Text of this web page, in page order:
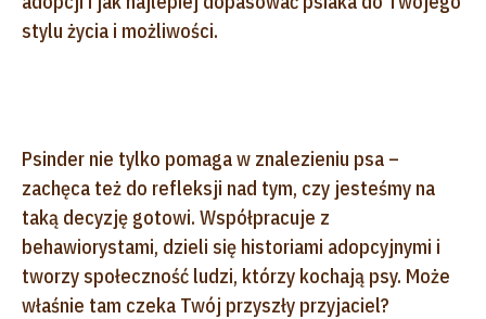
stylu życia i możliwości.
Psinder nie tylko pomaga w znalezieniu psa –
zachęca też do refleksji nad tym, czy jesteśmy na
taką decyzję gotowi. Współpracuje z
behawiorystami, dzieli się historiami adopcyjnymi i
tworzy społeczność ludzi, którzy kochają psy. Może
właśnie tam czeka Twój przyszły przyjaciel?